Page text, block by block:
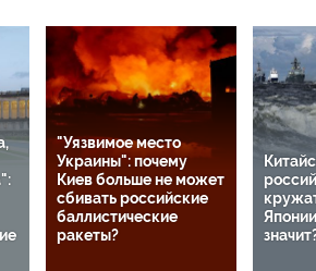
"Уязвимое место
Украины": почему
Киев больше не может
сбивать российские
баллистические
ракеты?